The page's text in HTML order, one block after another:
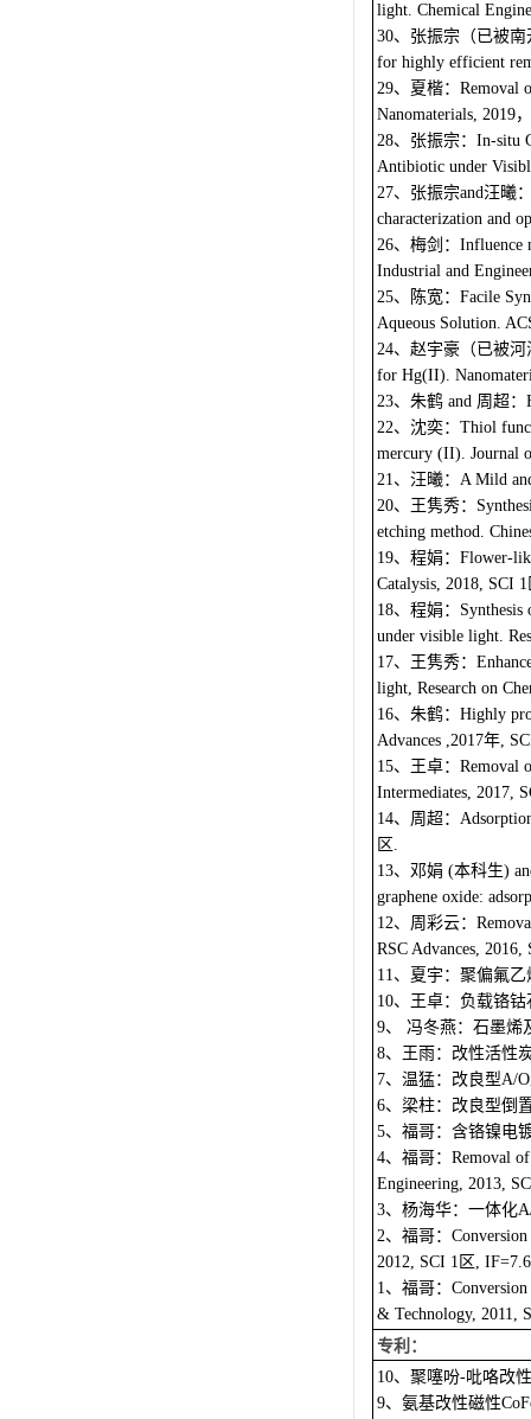
light. Chemical
30、张振宗（已被
for highly efficient
29、夏楷： Removal
Nanomaterials, 2019，
28、张振宗： In-situ
Antibiotic under
27、张振宗and汪曦
characterization and
26、梅剑： Influence
Industrial and
25、陈宽： Facile
Aqueous Solution.
24、赵宇豪（已被
for Hg(II).
23、朱鹤 and 周超：
22、沈奕： Thiol
mercury (II). Journal
21、汪曦： A Mild
20、王隽秀：
etching method.
19、程娟：
Catalysis, 2018, SCI 1
18、程娟：
under visible light.
17、王隽秀：
light, Research on
16、朱鹤： Highly
Advances ,2017年,
15、王卓： Removal
Intermediates, 2017,
14、周超：
区.
13、邓娟 (本科生)
graphene oxide:
12、周彩云：
RSC Advances, 2016,
11、夏宇：聚偏氟
10、王卓：负载铬
9、 冯冬燕：石墨烯
8、王雨：改性活性
7、温猛：改良型A/O
6、梁柱：改良型倒
5、福哥：含铬镍电
4、福哥： Removal
Engineering, 2013,
3、杨海华：一体化
2、福哥：
2012, SCI 1区,
1、福哥：
& Technology, 2011,
专利：
10、聚噻吩-吡咯改性
9、氨基改性磁性